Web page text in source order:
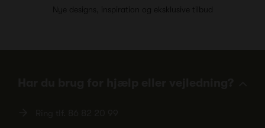
Nye designs, inspiration og eksklusive tilbud